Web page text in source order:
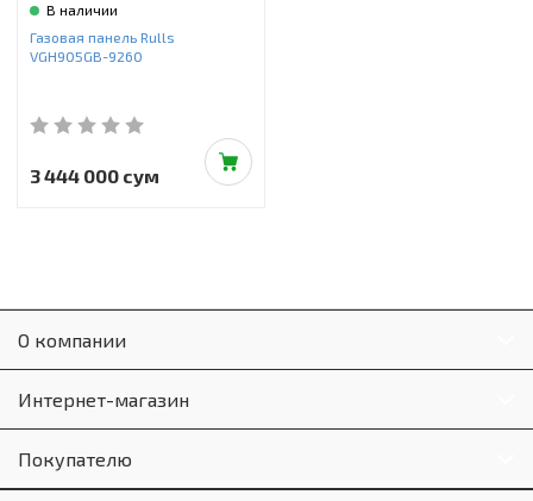
В наличии
Газовая панель Rulls
VGH905GB-9260
3 444 000 сум
О компании
Интернет-магазин
Покупателю